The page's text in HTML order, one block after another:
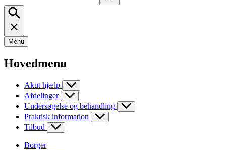
Menu
Hovedmenu
Akut hjælp
Afdelinger
Undersøgelse og behandling
Praktisk information
Tilbud
Borger